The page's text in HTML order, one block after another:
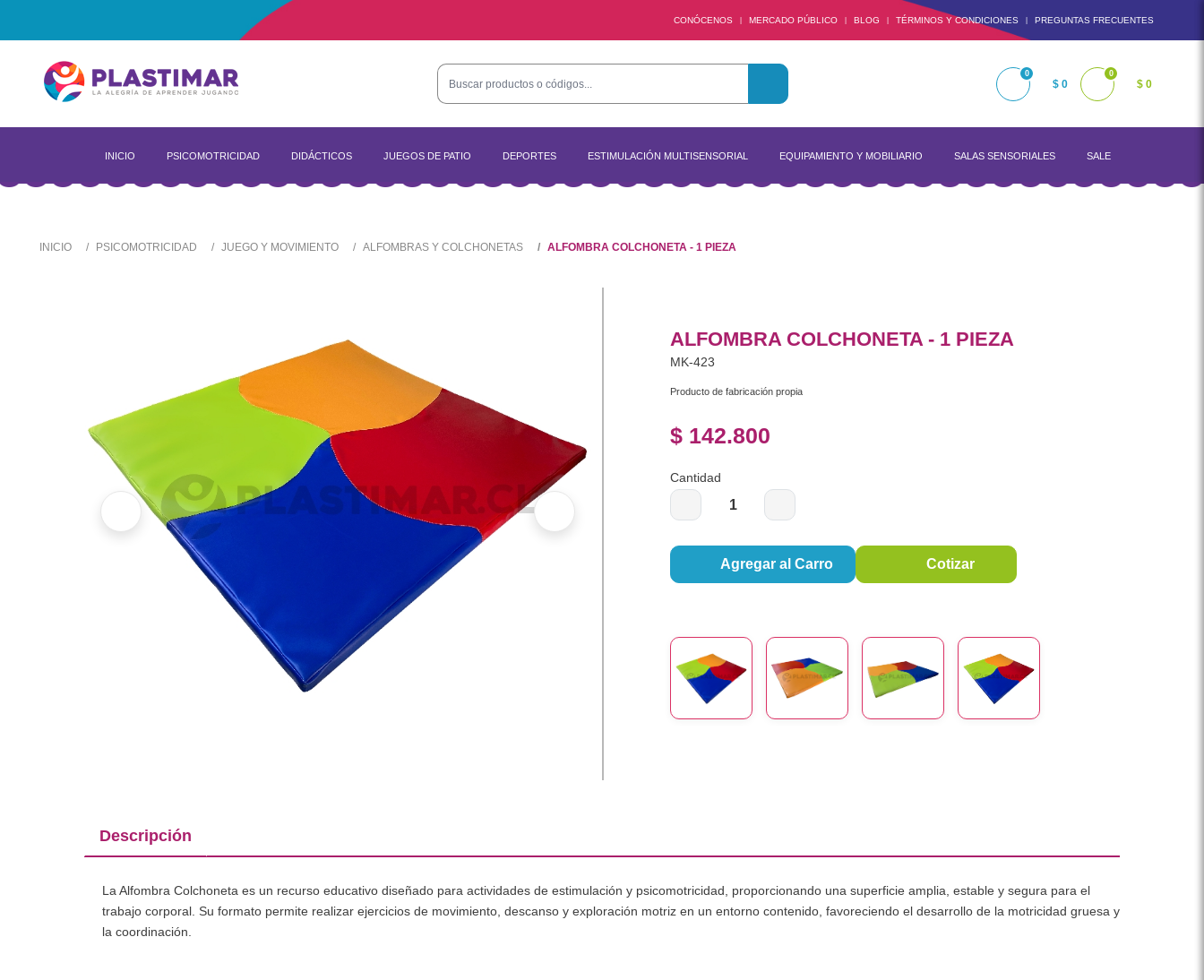
CONÓCENOS | MERCADO PÚBLICO | BLOG | TÉRMINOS Y CONDICIONES | PREGUNTAS FRECUENTES
0
$ 0
0
$ 0
INICIO PSICOMOTRICIDAD DIDÁCTICOS JUEGOS DE PATIO DEPORTES ESTIMULACIÓN MULTISENSORIAL EQUIPAMIENTO Y MOBILIARIO SALAS SENSORIALES SALE
INICIO PSICOMOTRICIDAD JUEGO Y MOVIMIENTO ALFOMBRAS Y COLCHONETAS ALFOMBRA COLCHONETA - 1 PIEZA
ALFOMBRA COLCHONETA - 1 PIEZA
MK-423
Producto de fabricación propia
$ 142.800
Cantidad
Agregar al Carro Cotizar
Descripción
La Alfombra Colchoneta es un recurso educativo diseñado para actividades de estimulación y psicomotricidad, proporcionando una superficie amplia, estable y segura para el
trabajo corporal. Su formato permite realizar ejercicios de movimiento, descanso y exploración motriz en un entorno contenido, favoreciendo el desarrollo de la motricidad gruesa y
la coordinación.